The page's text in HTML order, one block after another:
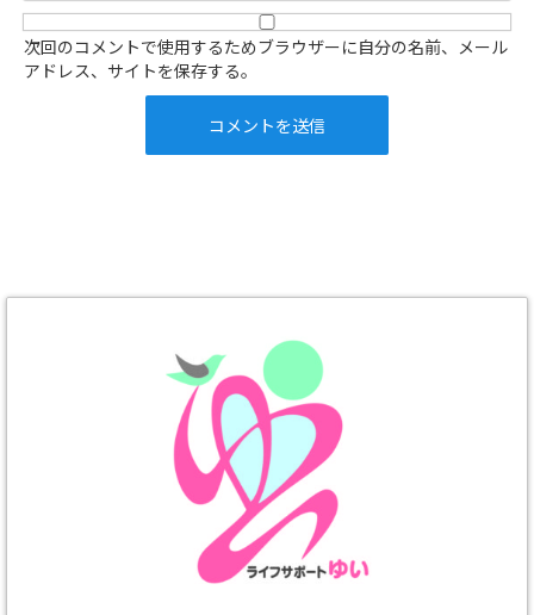
次回のコメントで使用するためブラウザーに自分の名前、メール
アドレス、サイトを保存する。